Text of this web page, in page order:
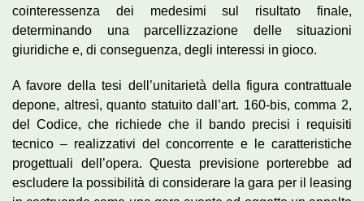
cointeressenza dei medesimi sul risultato finale,
determinando una parcellizzazione delle situazioni
giuridiche e, di conseguenza, degli interessi in gioco.
A favore della tesi dell’unitarietà della figura contrattuale
depone, altresì, quanto statuito dall’art. 160-bis, comma 2,
del Codice, che richiede che il bando precisi i requisiti
tecnico – realizzativi del concorrente e le caratteristiche
progettuali dell’opera. Questa previsione porterebbe ad
escludere la possibilità di considerare la gara per il leasing